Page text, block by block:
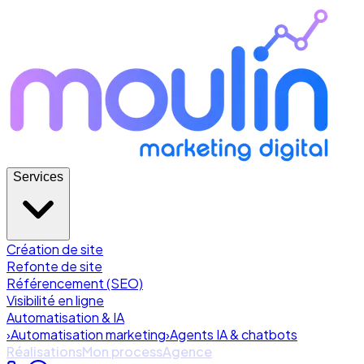
Services
Création de site
Refonte de site
Référencement (SEO)
Visibilité en ligne
Automatisation & IA
›Automatisation marketing›Agents IA & chatbots
RéalisationsMon processAgence